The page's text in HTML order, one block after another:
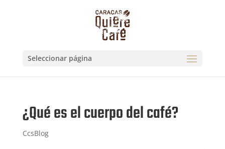
Seleccionar página
¿Qué es el cuerpo del café?
CcsBlog